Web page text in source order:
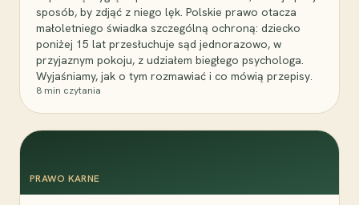
sposób, by zdjąć z niego lęk. Polskie prawo otacza
małoletniego świadka szczególną ochroną: dziecko
poniżej 15 lat przesłuchuje sąd jednorazowo, w
przyjaznym pokoju, z udziałem biegłego psychologa.
Wyjaśniamy, jak o tym rozmawiać i co mówią przepisy.
8 min czytania
PRAWO KARNE